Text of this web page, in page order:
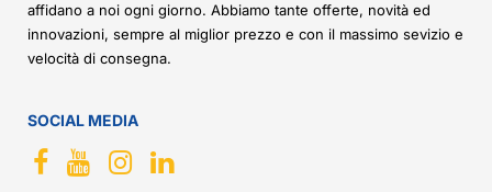
affidano a noi ogni giorno. Abbiamo tante offerte, novità ed
innovazioni, sempre al miglior prezzo e con il massimo sevizio e
velocità di consegna.
SOCIAL MEDIA